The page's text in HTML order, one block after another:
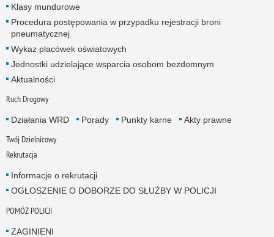
Klasy mundurowe
Procedura postępowania w przypadku rejestracji broni
pneumatycznej
Wykaz placówek oświatowych
Jednostki udzielające wsparcia osobom bezdomnym
Aktualności
Ruch Drogowy
Działania WRD Porady Punkty karne Akty prawne
Twój Dzielnicowy
Rekrutacja
Informacje o rekrutacji
OGŁOSZENIE O DOBORZE DO SŁUŻBY W POLICJI
POMÓŻ POLICJI
ZAGINIENI